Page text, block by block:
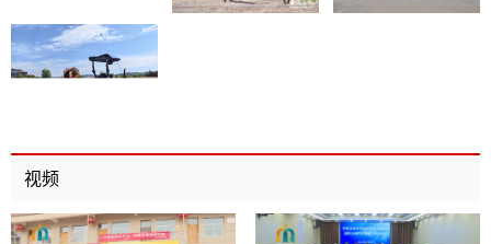
视频